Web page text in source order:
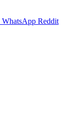
WhatsApp Reddit